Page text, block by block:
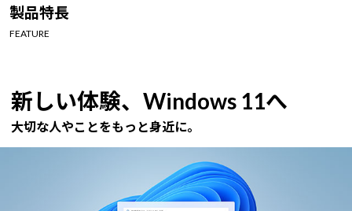
製品特長
FEATURE
新しい体験、Windows 11へ
大切な人やことをもっと身近に。